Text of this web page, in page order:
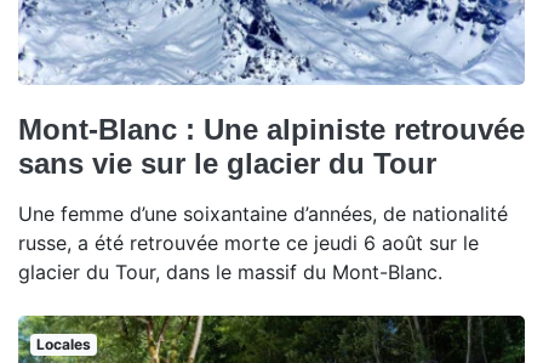
Mont-Blanc : Une alpiniste retrouvée
sans vie sur le glacier du Tour
Une femme d’une soixantaine d’années, de nationalité
russe, a été retrouvée morte ce jeudi 6 août sur le
glacier du Tour, dans le massif du Mont-Blanc.
Locales